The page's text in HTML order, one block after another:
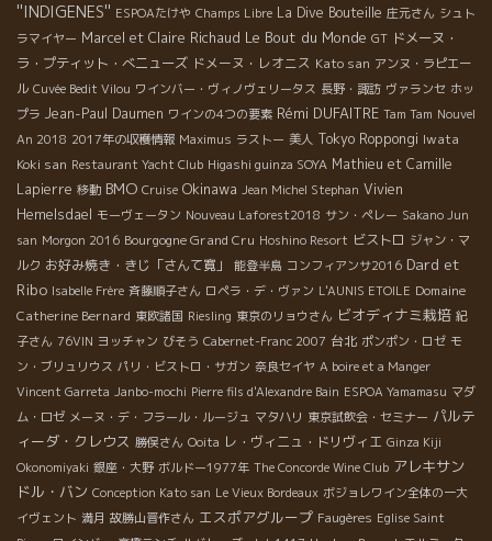
''INDIGENES'' ESPOAたけや Champs Libre La Dive Bouteille 庄元さん シュト
ラマイヤー Marcel et Claire Richaud Le Bout du Monde GT ドメーヌ・
ラ・プティット・べニューズ ドメーヌ・レオニス Kato san アンヌ・ラピエー
ル Cuvée Bedit Vilou ワインバー・ヴィノヴェリータス 長野・諏訪 ヴァランセ ホッ
プラ Jean-Paul Daumen ワインの4つの要素 Rémi DUFAITRE Tam Tam Nouvel
An 2018 2017年の収穫情報 Maximus ラストー 美人 Tokyo Roppongi Iwata
Koki san Restaurant Yacht Club Higashi guinza SOYA Mathieu et Camille
Lapierre 移動 BMO Cruise Okinawa Jean Michel Stephan Vivien
Hemelsdael モーヴェータン Nouveau Laforest2018 サン・ペレー Sakano Jun
san Morgon 2016 Bourgogne Grand Cru Hoshino Resort ビストロ ジャン・マ
ルク お好み焼き・きじ「さんて寛」 能登半島 コンフィアンサ2016 Dard et
Ribo Isabelle Frère 斉藤順子さん ロペラ・デ・ヴァン L'AUNIS ETOILE Domaine
Catherine Bernard 東欧諸国 Riesling 東京のリョウさん ビオディナミ栽培 紀
子さん 76VIN ヨッチャン びそう Cabernet-Franc 2007 台北 ポンポン・ロゼ モ
ン・ブリュリウス パリ・ビストロ・サガン 奈良セイヤ A boire et a Manger
Vincent Garreta Janbo-mochi Pierre fils d'Alexandre Bain ESPOA Yamamasu マダ
ム・ロゼ メーヌ・デ・フラール・ルージュ マタハリ 東京試飲会・セミナー パルテ
ィーダ・クレウス 勝俣さん Ooita レ・ヴィニュ・ドリヴィエ Ginza Kiji
Okonomiyaki 銀座・大野 ボルドー1977年 The Concorde Wine Club アレキサン
ドル・バン Conception Kato san Le Vieux Bordeaux ボジョレワイン全体の一大
イヴェント 満月 故勝山晋作さん エスポアグループ Faugères Eglise Saint